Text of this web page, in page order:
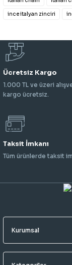
ince italyan zinciri
Ücretsiz Kargo
1.000 TL ve üzeri
kargo ücretsiz.
Taksit İmkanı
Tüm ürünlerde taksit
Kurumsal